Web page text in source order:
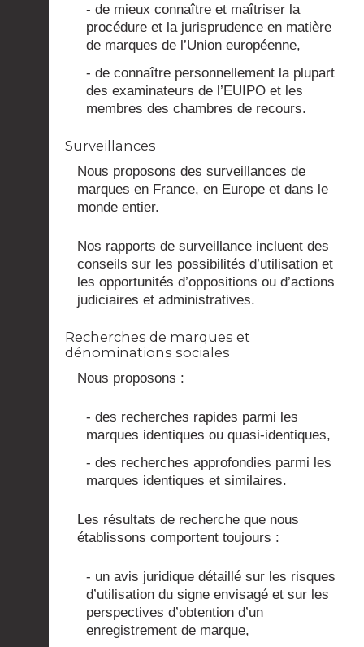
- de mieux connaître et maîtriser la
procédure et la jurisprudence en matière
de marques de l’Union européenne,
- de connaître personnellement la plupart
des examinateurs de l’EUIPO et les
membres des chambres de recours.
Surveillances
Nous proposons des surveillances de
marques en France, en Europe et dans le
monde entier.
Nos rapports de surveillance incluent des
conseils sur les possibilités d’utilisation et
les opportunités d’oppositions ou d’actions
judiciaires et administratives.
Recherches de marques et
dénominations sociales
Nous proposons :
- des recherches rapides parmi les
marques identiques ou quasi-identiques,
- des recherches approfondies parmi les
marques identiques et similaires.
Les résultats de recherche que nous
établissons comportent toujours :
- un avis juridique détaillé sur les risques
d’utilisation du signe envisagé et sur les
perspectives d’obtention d’un
enregistrement de marque,